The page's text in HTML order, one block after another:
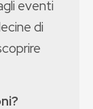
eventi
di